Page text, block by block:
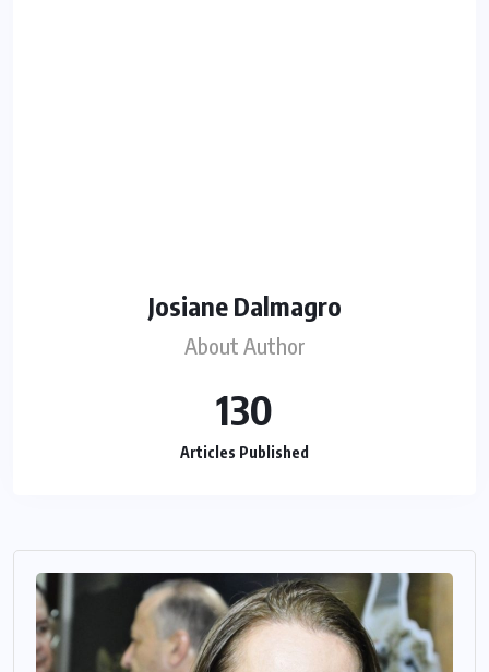
Josiane Dalmagro
About Author
130
Articles Published